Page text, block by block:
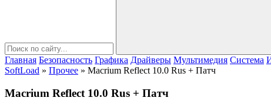
Главная Безопасность Графика Драйверы Мультимедия Система
SoftLoad » Прочее » Macrium Reflect 10.0 Rus + Патч
Macrium Reflect 10.0 Rus + Патч